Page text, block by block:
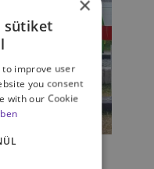
láttak
sütiket
to improve user
you consent
with our Cookie